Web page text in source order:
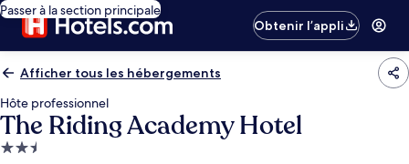
Passer à la section principale
Obtenir l’appli
Afficher tous les hébergements
Hôte professionnel
The Riding Academy Hotel
Hébergement